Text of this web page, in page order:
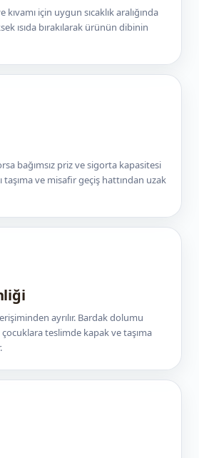
için uygun sıcaklık aralığında
ısıda bırakılarak ürünün dibinin
bağımsız priz ve sigorta kapasitesi
taşıma ve misafir geçiş hattından uzak
ayrılır. Bardak dolumu
çocuklara teslimde kapak ve taşıma